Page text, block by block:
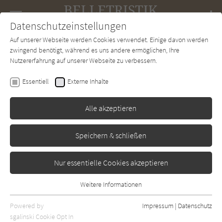
SUCHE Forum Charts Newsletter
Karl May
Durch die Wüste
Erschienen: Dezember 1889
Datenschutzeinstellungen
Auf unserer Webseite werden Cookies verwendet. Einige davon werden
zwingend benötigt, während es uns andere ermöglichen, Ihre
Nutzererfahrung auf unserer Webseite zu verbessern.
Essentiell Externe Inhalte
Alle akzeptieren
Speichern & schließen
Nur essentielle Cookies akzeptieren
Essentielle Cookies werden für grundlegende Funktionen der
Webseite benötigt. Dadurch ist gewährleistet, dass die Webseite
Weitere Informationen
Powered by
sgalinski Cookie Opt In
Impressum | Datenschutz